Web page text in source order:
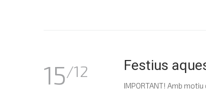
15/12 Festius
IMPORTANT! Amb